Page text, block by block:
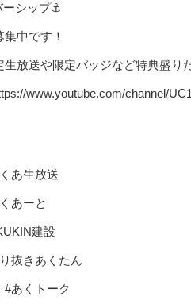
シップ⚓
中です！
生放送や限定バッジなど特典盛り
www.youtube.com/channel/
あ生放送
あーと
建設
抜きあくたん
#あくトーク